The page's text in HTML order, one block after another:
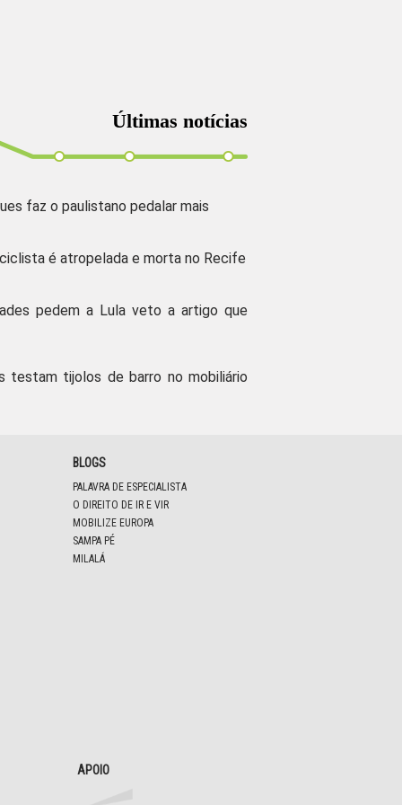
Últimas notícias
faz o paulistano pedalar mais
é atropelada e morta no Recife
pedem a Lula veto a artigo que
testam tijolos de barro no mobiliário
BLOGS
PALAVRA DE ESPECIALISTA
O DIREITO DE IR E VIR
MOBILIZE EUROPA
SAMPA PÉ
MILALÁ
APOIO